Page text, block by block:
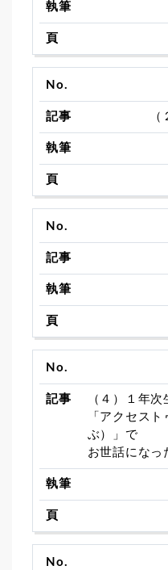
（４）１年
「アクセス
ぶ）」で
お世話になっ